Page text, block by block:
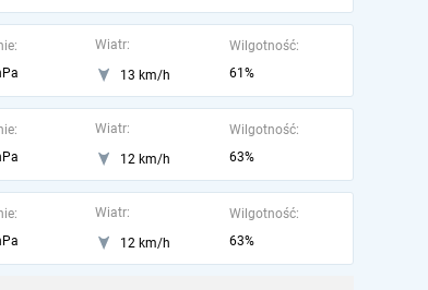
Wiatr:
13 km/h
Wilgotność:
61%
Wiatr:
12 km/h
Wilgotność:
63%
Wiatr:
12 km/h
Wilgotność:
63%